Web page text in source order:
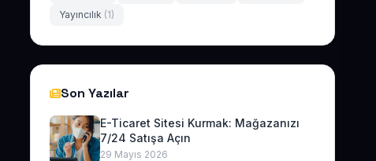
Yayıncılık (1)
Son Yazılar
E-Ticaret Sitesi Kurmak: Mağazanızı
7/24 Satışa Açın
29 Mayıs 2026